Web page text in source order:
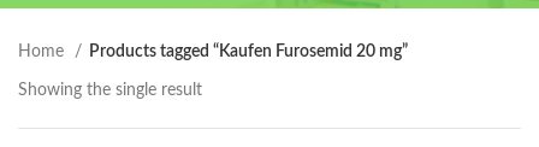
Home Products tagged “Kaufen Furosemid 20 mg”
Showing the single result